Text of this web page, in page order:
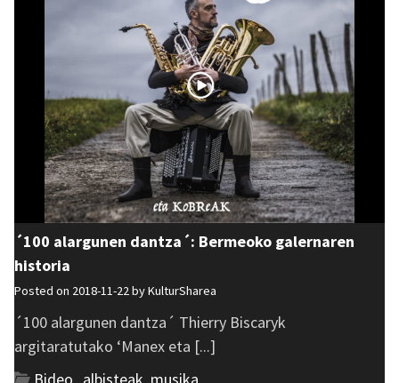
´100 alargunen dantza´: Bermeoko galernaren
historia
Posted on 2018-11-22 byKulturSharea
´100 alargunen dantza´ Thierry Biscaryk
argitaratutako ‘Manex eta [...]